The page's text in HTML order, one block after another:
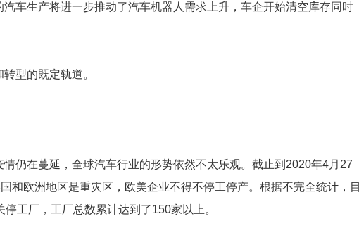
车生产将进一步推动了汽车机器人需求上升，车企开始清空库存同时
型的既定轨道。
在蔓延，全球汽车行业的形势依然不太乐观。截止到2020年4月27
和欧洲地区是重灾区，欧美企业不得不停工停产。根据不完全统计，目
工厂，工厂总数累计达到了150家以上。